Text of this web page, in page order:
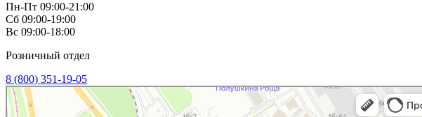
Пн-Пт 09:00-21:00
Сб 09:00-19:00
Вс 09:00-18:00
Розничный отдел
8 (800) 351-19-05